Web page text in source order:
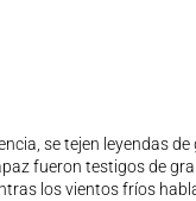
se tejen leyendas
fueron testigos de
los vientos fríos